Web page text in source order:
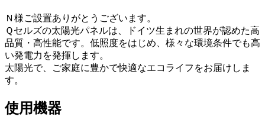
Ｎ様ご設置ありがとうございます。
Ｑセルズの太陽光パネルは、ドイツ生まれの世界が認めた高
品質・高性能です。低照度をはじめ、様々な環境条件でも高
い発電力を発揮します。
太陽光で、ご家庭に豊かで快適なエコライフをお届けしま
す。
使用機器